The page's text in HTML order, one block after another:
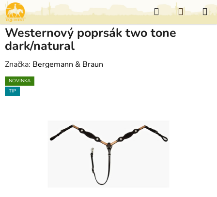
Přejít
na
obsah
Hledat
KOŠÍK
Westernový poprsák two tone
dark/natural
Značka: Bergemann & Braun
NOVINKA
TIP